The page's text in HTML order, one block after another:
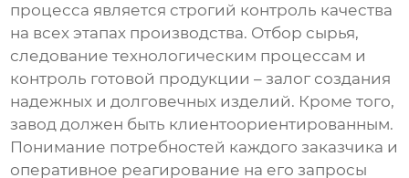
процесса является строгий контроль качества
на всех этапах производства. Отбор сырья,
следование технологическим процессам и
контроль готовой продукции – залог создания
надежных и долговечных изделий. Кроме того,
завод должен быть клиентоориентированным.
Понимание потребностей каждого заказчика и
оперативное реагирование на его запросы